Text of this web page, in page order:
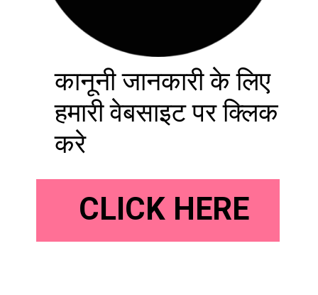
कानूनी जानकारी के लिए
हमारी वेबसाइट पर क्लिक
करे
CLICK HERE